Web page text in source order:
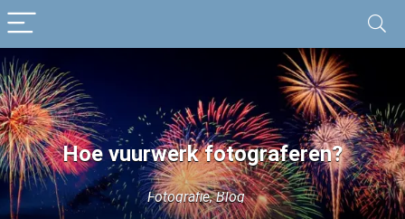
Hoe vuurwerk fotograferen?
Fotografie,Blog